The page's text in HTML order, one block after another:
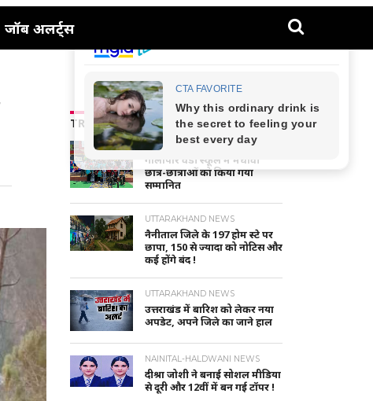
जॉब अलर्ट्स
TRENDING NEWS
NAINITAL-HALDWANI NEWS
गौलापार वैंडी स्कूल में मेधावी
छात्र-छात्राओं को किया गया
सम्मानित
UTTARAKHAND NEWS
नैनीताल जिले के 197 होम स्टे पर
छापा, 150 से ज्यादा को नोटिस और
कई होंगे बंद !
UTTARAKHAND NEWS
उत्तराखंड में बारिश को लेकर नया
अपडेट, अपने जिले का जाने हाल
NAINITAL-HALDWANI NEWS
दीश्रा जोशी ने बनाई सोशल मीडिया
से दूरी और 12वीं में बन गई टॉपर !